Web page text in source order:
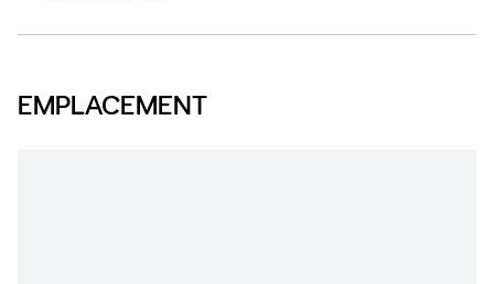
EMPLACEMENT